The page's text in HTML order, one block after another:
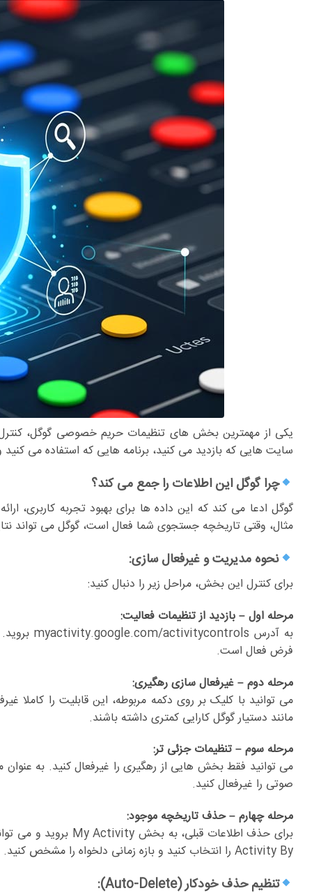
یکی از مهمترین بخش های تنظیمات حریم خصوصی گوگل،
سایت هایی که بازدید می کنید، برنامه هایی که استفاده می
چرا گوگل این اطلاعات را جمع می کند؟
گوگل ادعا می کند که این داده ها برای بهبود تجربه
مثال، وقتی تاریخچه جستجوی شما فعال است، گوگل می تواند
نحوه مدیریت و غیرفعال سازی:
برای کنترل این بخش، مراحل زیر را دنبال کنید:
مرحله اول – بازدید از تنظیمات فعالیت:
فرض فعال است.
مرحله دوم – غیرفعال سازی رهگیری:
می توانید با کلیک بر روی دکمه مربوطه، این قابلیت را
مانند دستیار گوگل کارایی کمتری داشته باشند.
مرحله سوم – تنظیمات جزئی تر:
صوتی را غیرفعال کنید.
مرحله چهارم – حذف تاریخچه موجود:
Activity By را انتخاب کنید و بازه زمانی دلخواه را مشخص کنید.
تنظیم حذف خودکار (Auto-Delete):